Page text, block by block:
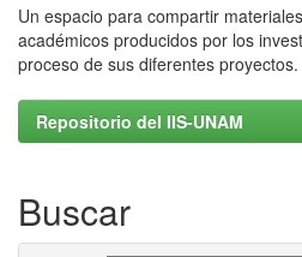
Un espacio para compartir
académicos producidos por los
proceso de sus diferentes proyectos.
Repositorio del IIS-UNAM
Buscar